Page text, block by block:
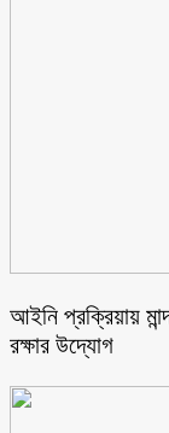
আইনি প্রক্রিয়ায়
রক্ষার উদ্যোগ